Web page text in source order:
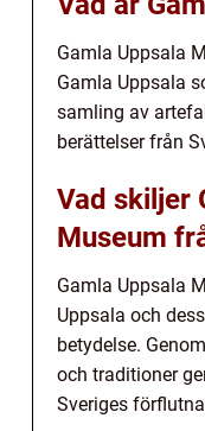
Gamla Uppsala
Gamla Uppsala
samling av
berättelser från
Vad skiljer
Museum
Gamla Uppsala
Uppsala och
betydelse.
och traditioner
Sveriges